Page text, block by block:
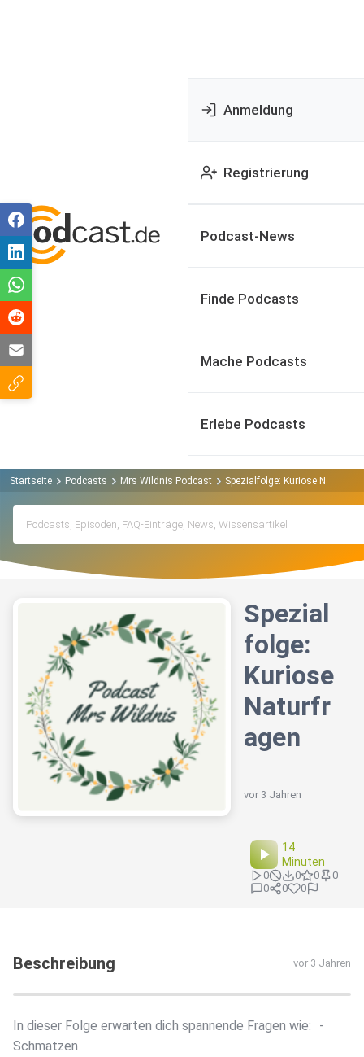
Anmeldung
Registrierung
Podcast-News
Finde Podcasts
Mache Podcasts
Erlebe Podcasts
Startseite Podcasts Mrs Wildnis Podcast Spezialfolge: Kuriose
Spezial
folge:
Kuriose
Naturfr
agen
vor 3 Jahren
14
Minuten
0 0 0
0
0
0 0
Beschreibung vor 3 Jahren
In dieser Folge erwarten dich spannende Fragen wie: -
Schmatzen